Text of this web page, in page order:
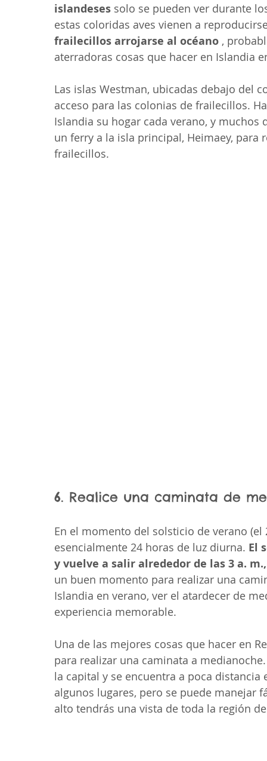
islandeses solo se pueden ver durante
estas coloridas aves vienen a
frailecillos arrojarse al océano ,
aterradoras cosas que hacer en Islandia
Las islas Westman, ubicadas debajo del
acceso para las colonias de frailecillos.
Islandia su hogar cada verano, y
un ferry a la isla principal, Heimaey,
frailecillos.
6. Realice una caminata de
En el momento del solsticio de verano
esencialmente 24 horas de luz diurna. El
y vuelve a salir alrededor de las 3 a.
un buen momento para realizar una
Islandia en verano, ver el atardecer de
experiencia memorable.
Una de las mejores cosas que hacer en
para realizar una caminata a
la capital y se encuentra a poca
algunos lugares, pero se puede manejar
alto tendrás una vista de toda la región